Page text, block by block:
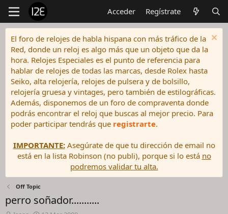
Acceder Regístrate
El foro de relojes de habla hispana con más tráfico de la
Red, donde un reloj es algo más que un objeto que da la
hora. Relojes Especiales es el punto de referencia para
hablar de relojes de todas las marcas, desde Rolex hasta
Seiko, alta relojería, relojes de pulsera y de bolsillo,
relojería gruesa y vintages, pero también de estilográficas.
Además, disponemos de un foro de compraventa donde
podrás encontrar el reloj que buscas al mejor precio. Para
poder participar tendrás que registrarte.
IMPORTANTE:Asegúrate de que tu dirección de email no
está en la lista Robinson (no publi), porque si lo está no
podremos validar tu alta.
Off Topic
perro soñador...........